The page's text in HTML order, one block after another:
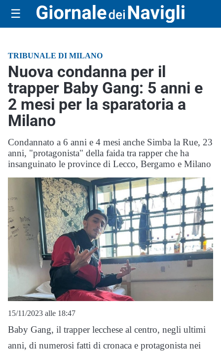
☰
TRIBUNALE DI MILANO
Nuova condanna per il
trapper Baby Gang: 5 anni e
2 mesi per la sparatoria a
Milano
Condannato a 6 anni e 4 mesi anche Simba la Rue, 23
anni, "protagonista" della faida tra rapper che ha
insanguinato le province di Lecco, Bergamo e Milano
15/11/2023 alle 18:47
Baby Gang, il trapper lecchese al centro, negli ultimi
anni, di numerosi fatti di cronaca e protagonista nei